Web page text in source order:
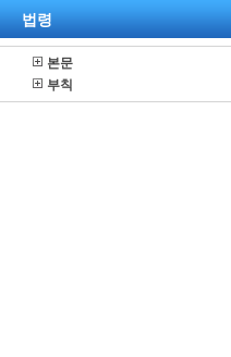
법령
본문
부칙